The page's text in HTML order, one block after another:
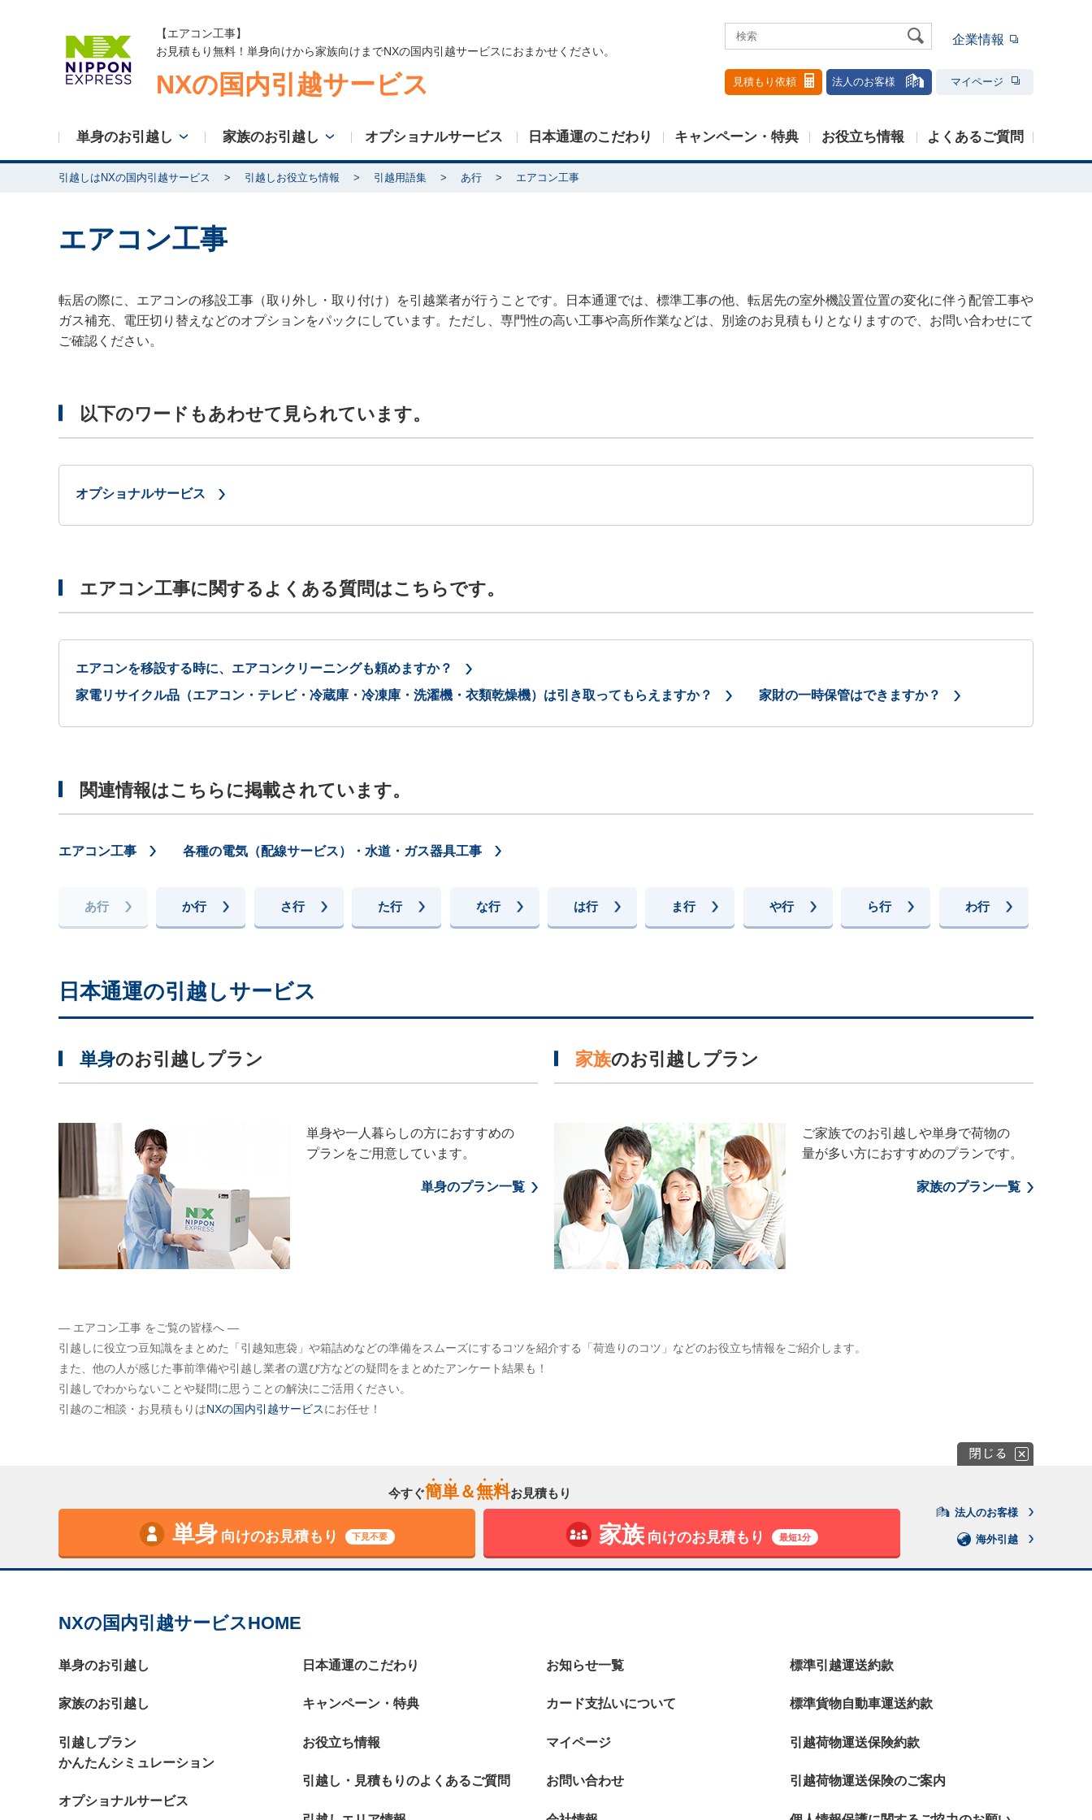
【エアコン工事】
お見積もり無料！単身向けから家族向けまでNXの国内引越サービスにおまかせください。
NXの国内引越サービス
企業情報
見積もり依頼 法人のお客様 マイページ
単身のお引越し 家族のお引越し オプショナルサービス 日本通運のこだわり キャンペーン・特典 お役立ち情報 よくあるご質問
引越しはNXの国内引越サービス 引越しお役立ち情報 引越用語集 あ行 エアコン工事
エアコン工事
転居の際に、エアコンの移設工事（取り外し・取り付け）を引越業者が行うことです。日本通運では、標準工事の他、転居先の室外機設置位置の変化に伴う配管工事や
ガス補充、電圧切り替えなどのオプションをパックにしています。ただし、専門性の高い工事や高所作業などは、別途のお見積もりとなりますので、お問い合わせにて
ご確認ください。
以下のワードもあわせて見られています。
オプショナルサービス
エアコン工事に関するよくある質問はこちらです。
エアコンを移設する時に、エアコンクリーニングも頼めますか？
家電リサイクル品（エアコン・テレビ・冷蔵庫・冷凍庫・洗濯機・衣類乾燥機）は引き取ってもらえますか？
家財の一時保管はできますか？
関連情報はこちらに掲載されています。
エアコン工事 各種の電気（配線サービス）・水道・ガス器具工事
あ行 か行 さ行 た行 な行 は行 ま行 や行 ら行 わ行
日本通運の引越しサービス
単身のお引越しプラン
単身や一人暮らしの方におすすめの
プランをご用意しています。
単身のプラン一覧
家族のお引越しプラン
ご家族でのお引越しや単身で荷物の
量が多い方におすすめのプランです。
家族のプラン一覧
― エアコン工事 をご覧の皆様へ ―
引越しに役立つ豆知識をまとめた「引越知恵袋」や箱詰めなどの準備をスムーズにするコツを紹介する「荷造りのコツ」などのお役立ち情報をご紹介します。
また、他の人が感じた事前準備や引越し業者の選び方などの疑問をまとめたアンケート結果も！
引越しでわからないことや疑問に思うことの解決にご活用ください。
引越のご相談・お見積もりはNXの国内引越サービスにお任せ！
今すぐ簡単＆無料お見積もり
単身 向けのお見積もり 下見不要 家族 向けのお見積もり 最短1分
法人のお客様
海外引越
NXの国内引越サービスHOME
単身のお引越し
家族のお引越し
引越しプラン
かんたんシミュレーション
オプショナルサービス
日本通運のこだわり
キャンペーン・特典
お役立ち情報
引越し・見積もりのよくあるご質問
お知らせ一覧
カード支払いについて
マイページ
お問い合わせ
標準引越運送約款
標準貨物自動車運送約款
引越荷物運送保険約款
引越荷物運送保険のご案内